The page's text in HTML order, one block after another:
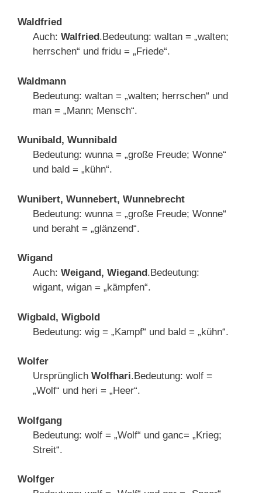
Waldfried
Auch: Walfried .Bedeutung: waltan = „walten;
herrschen“ und fridu = „Friede“.
Waldmann
Bedeutung: waltan = „walten; herrschen“ und
man = „Mann; Mensch“.
Wunibald, Wunnibald
Bedeutung: wunna = „große Freude; Wonne“
und bald = „kühn“.
Wunibert, Wunnebert, Wunnebrecht
Bedeutung: wunna = „große Freude; Wonne“
und beraht = „glänzend“.
Wigand
Auch: Weigand, Wiegand .Bedeutung:
wigant, wigan = „kämpfen“.
Wigbald, Wigbold
Bedeutung: wig = „Kampf“ und bald = „kühn“.
Wolfer
Ursprünglich Wolfhari.Bedeutung: wolf =
„Wolf“ und heri = „Heer“.
Wolfgang
Bedeutung: wolf = „Wolf“ und ganc= „Krieg;
Streit“.
Wolfger